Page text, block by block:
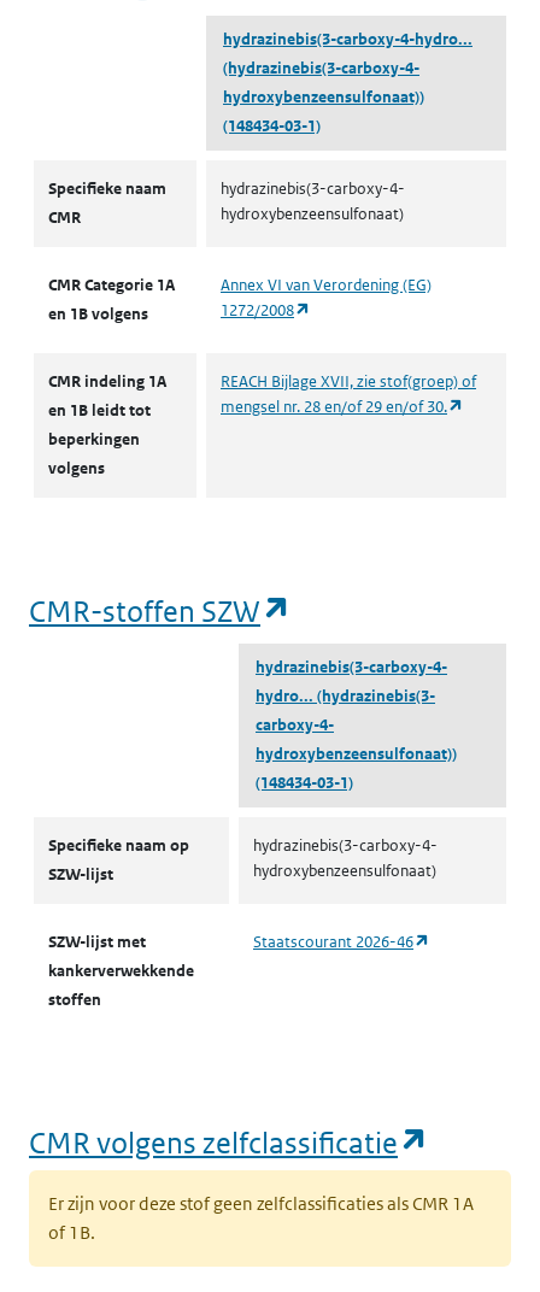
hydrazinebis(3-carboxy-4-hydro...
(hydrazinebis(3-carboxy-4-
hydroxybenzeensulfonaat))
(148434-03-1)
Specifieke naam
CMR
hydrazinebis(3-carboxy-4-
hydroxybenzeensulfonaat)
CMR Categorie 1A
en 1B volgens
Annex VI van Verordening (EG)
1272/2008
CMR indeling 1A
en 1B leidt tot
beperkingen
volgens
REACH Bijlage XVII, zie stof(groep) of
mengsel nr. 28 en/of 29 en/of 30.
CMR-stoffen SZW
hydrazinebis(3-carboxy-4-
hydro... (hydrazinebis(3-
carboxy-4-
hydroxybenzeensulfonaat))
(148434-03-1)
Specifieke naam op
SZW-lijst
hydrazinebis(3-carboxy-4-
hydroxybenzeensulfonaat)
SZW-lijst met
kankerverwekkende
stoffen
Staatscourant 2026-46
CMR volgens zelfclassificatie
Er zijn voor deze stof geen zelfclassificaties als CMR 1A
of 1B.